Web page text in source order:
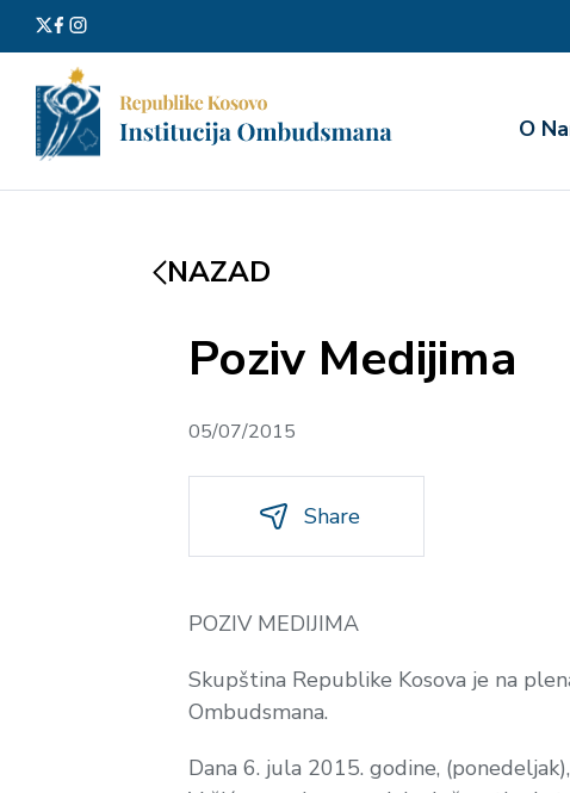
О
NAZAD
Poziv Medijima
05/07/2015
Share
POZIV MEDIJIMA
Skupština Republike Kosova je na
Ombudsmana.
Dana 6. jula 2015. godine,